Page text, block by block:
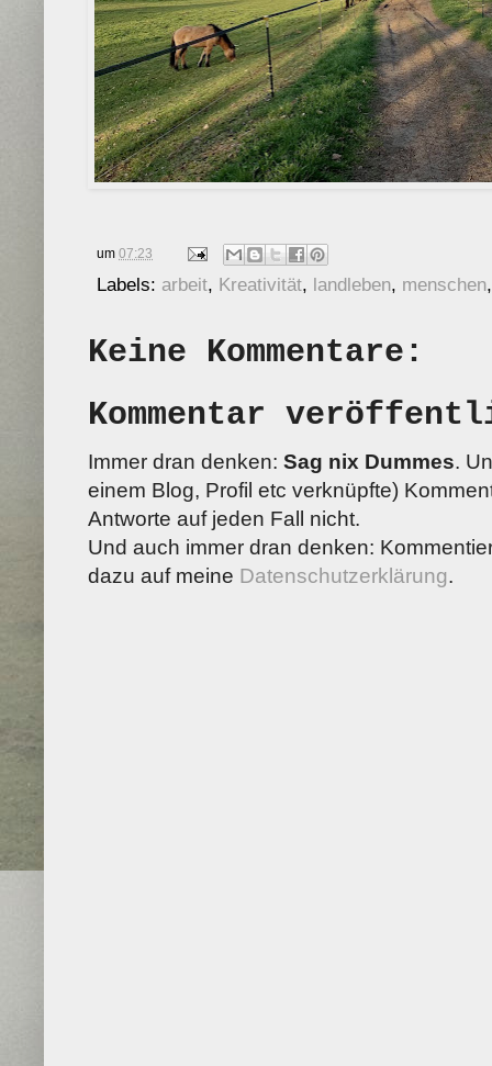
um 07:23
Labels: arbeit, Kreativität, landleben, menschen
Keine Kommentare:
Kommentar
Immer dran denken: Sag nix Dummes.
einem Blog, Profil etc verknüpfte)
Antworte auf jeden Fall nicht.
Und auch immer dran denken:
dazu auf meine Datenschutzerklärung.